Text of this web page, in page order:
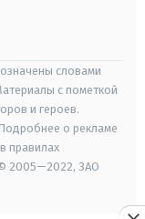
словами
с пометкой
и героев.
о рекламе
правилах
2005—2022, ЗАО